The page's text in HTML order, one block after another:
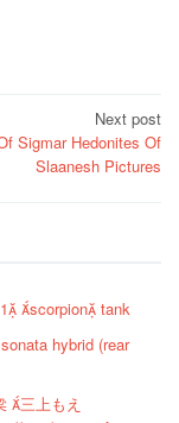
Next post
Sigmar Hedonites Of
Slaanesh Pictures
scorpion tank
hybrid (rear
三上もえ